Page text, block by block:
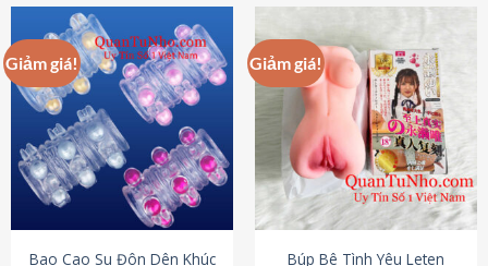
Giảm giá!
Bao Cao Su Đôn Dên Khúc
Giảm giá!
Búp Bê Tình Yêu Leten